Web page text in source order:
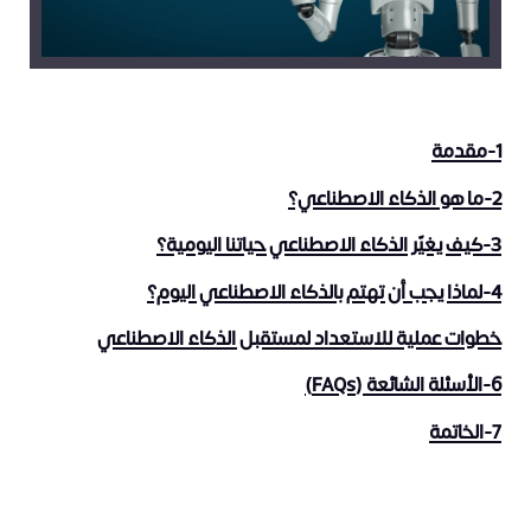
1-مقدمة
2-ما هو الذكاء الاصطناعي؟
3-كيف يغيّر الذكاء الاصطناعي حياتنا اليومية؟
4-لماذا يجب أن تهتم بالذكاء الاصطناعي اليوم؟
خطوات عملية للاستعداد لمستقبل الذكاء الاصطناعي
6-الأسئلة الشائعة (FAQs)
7-الخاتمة